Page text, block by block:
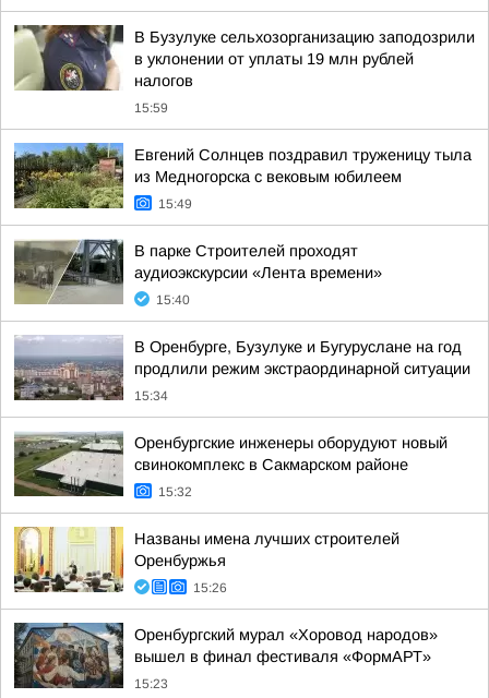
В Бузулуке сельхозорганизацию заподозрили
в уклонении от уплаты 19 млн рублей
налогов
15:59
Евгений Солнцев поздравил труженицу тыла
из Медногорска с вековым юбилеем
15:49
В парке Строителей проходят
аудиоэкскурсии «Лента времени»
15:40
В Оренбурге, Бузулуке и Бугуруслане на год
продлили режим экстраординарной ситуации
15:34
Оренбургские инженеры оборудуют новый
свинокомплекс в Сакмарском районе
15:32
Названы имена лучших строителей
Оренбуржья
15:26
Оренбургский мурал «Хоровод народов»
вышел в финал фестиваля «ФормАРТ»
15:23